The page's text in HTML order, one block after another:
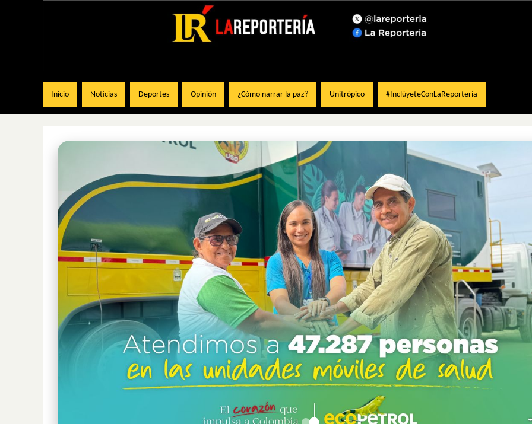
Inicio Noticias Deportes Opinión ¿Cómo narrar la paz? Unitrópico #InclúyeteConLaReportería